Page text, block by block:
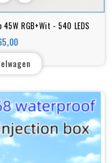
45W RGB+Wit - 540 LEDS
Prijs